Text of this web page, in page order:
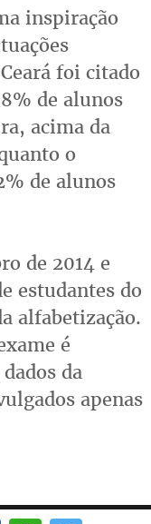
inspiração
foi citado
de alunos
acima da
o
de alunos
de 2014 e
estudantes do
alfabetização.
é
da
apenas